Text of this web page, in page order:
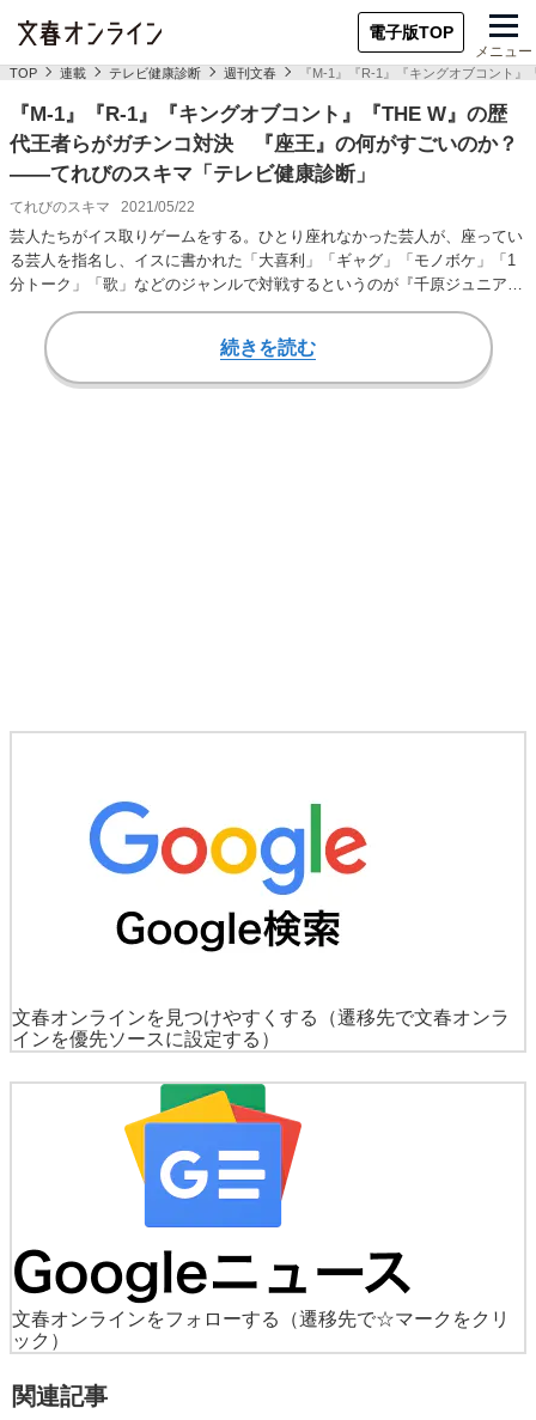
電子版TOP
メニュー
TOP 連載 テレビ健康診断 週刊文春 『M-1』『R-1』『キングオブコント
『M-1』『R-1』『キングオブコント』『THE W』の歴
代王者らがガチンコ対決 『座王』の何がすごいのか？
――てれびのスキマ「テレビ健康診断」
てれびのスキマ 2021/05/22
芸人たちがイス取りゲームをする。ひとり座れなかった芸人が、座ってい
る芸人を指名し、イスに書かれた「大喜利」「ギャグ」「モノボケ」「1
分トーク」「歌」などのジャンルで対戦するというのが『千原ジュニアの
座王』（関西テレ…
続きを読む
文春オンラインを見つけやすくする
（遷移先で文春オンラ
インを優先ソースに設定する）
文春オンラインをフォローする
（遷移先で☆マークをクリ
ック）
関連記事